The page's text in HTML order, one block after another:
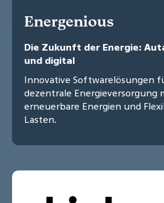
Energenious
Die Zukunft der Energie:
und digital
Innovative Softwarelösungen
dezentrale Energieversorgung
erneuerbare Energien und
Lasten.